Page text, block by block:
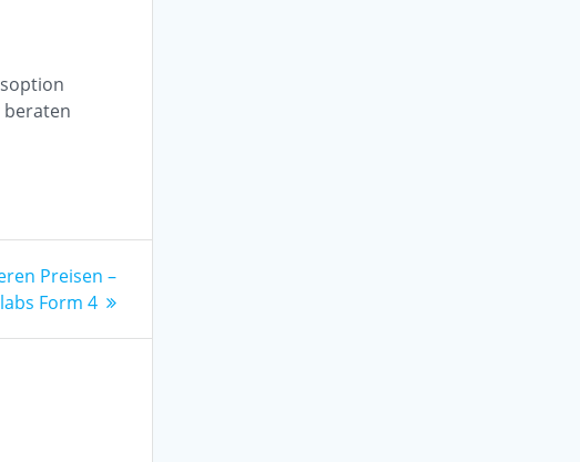
beraten
Preisen –
Form 4